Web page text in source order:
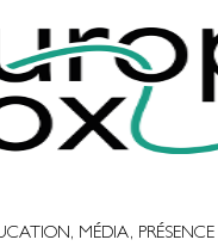
MÉDIA, PRÉSENCE